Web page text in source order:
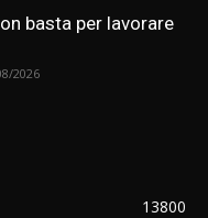
basta per lavorare
2026
13800